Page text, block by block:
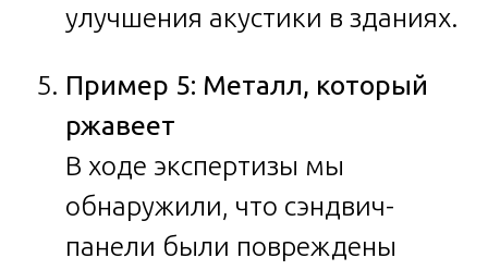
улучшения акустики в зданиях.
Пример 5: Металл, который
ржавеет
В ходе экспертизы мы
обнаружили, что сэндвич-
панели были повреждены